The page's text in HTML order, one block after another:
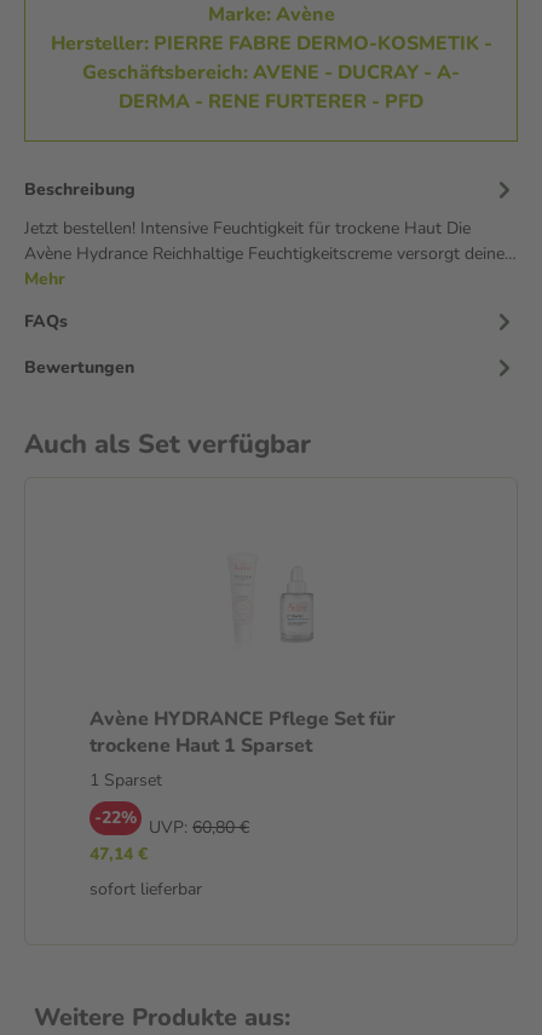
Marke: Avène
Hersteller: PIERRE FABRE DERMO-KOSMETIK -
Geschäftsbereich: AVENE - DUCRAY - A-
DERMA - RENE FURTERER - PFD
Beschreibung
Jetzt bestellen! Intensive Feuchtigkeit für trockene Haut Die
Avène Hydrance Reichhaltige Feuchtigkeitscreme versorgt deine…
Mehr
FAQs
Bewertungen
Auch als Set verfügbar
Avène HYDRANCE Pflege Set für
trockene Haut 1 Sparset
1 Sparset
-22% UVP: 60,80 €
47,14 €
sofort lieferbar
Weitere Produkte aus: